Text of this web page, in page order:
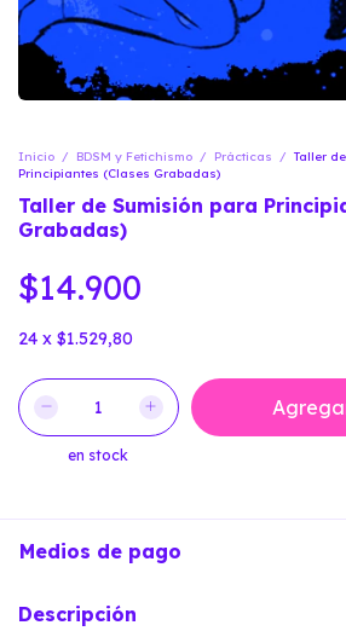
Inicio / BDSM y Fetichismo / Prácticas / Taller
Principiantes (Clases Grabadas)
Taller de Sumisión para
Grabadas)
$14.900
24 x $1.529,80
en stock
Medios de pago
Descripción